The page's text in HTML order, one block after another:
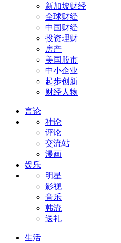
新加坡财经
全球财经
中国财经
投资理财
房产
美国股市
中小企业
起步创新
财经人物
言论
社论
评论
交流站
漫画
娱乐
明星
影视
音乐
韩流
送礼
生活